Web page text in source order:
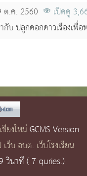
ต.ค. 2560
เปิดดู
กับปลูกดอกดาวเรืองเพื่
ยงใหม่GCMS Version
เว็บ อบต. เว็บโรงเรียน
วินาที ( 7 quries.)